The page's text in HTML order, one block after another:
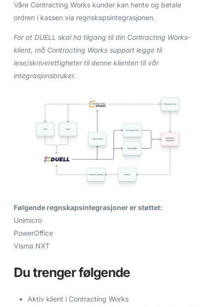
Våre Contracting Works kunder kan hente og betale
ordren i kassen via regnskapsintegrasjonen.
For at DUELL skal ha tilgang til din Contracting Works-
klient, må Contracting Works support legge til
lese/skriverettigheter til denne klienten til vår
integrasjonsbruker.
Følgende regnskapsintegrasjoner er støttet:
Unimicro
PowerOffice
Visma NXT
Du trenger følgende
Aktiv klient i Contracting Works